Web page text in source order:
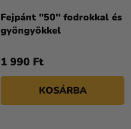
Fejpánt ''50'' fodrokkal és
gyöngyökkel
1 990 Ft
KOSÁRBA